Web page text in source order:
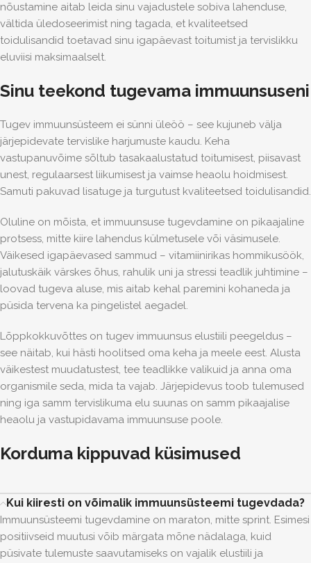
nõustamine aitab leida sinu vajadustele sobiva lahenduse,
vältida üledoseerimist ning tagada, et kvaliteetsed
toidulisandid toetavad sinu igapäevast toitumist ja tervislikku
eluviisi maksimaalselt.
Sinu teekond tugevama immuunsuseni
Tugev immuunsüsteem ei sünni üleöö – see kujuneb välja
järjepidevate tervislike harjumuste kaudu. Keha
vastupanuvõime sõltub tasakaalustatud toitumisest, piisavast
unest, regulaarsest liikumisest ja vaimse heaolu hoidmisest.
Samuti pakuvad lisatuge ja turgutust kvaliteetsed toidulisandid.
Oluline on mõista, et immuunsuse tugevdamine on pikaajaline
protsess, mitte kiire lahendus külmetusele või väsimusele.
Väikesed igapäevased sammud – vitamiinirikas hommikusöök,
jalutuskäik värskes õhus, rahulik uni ja stressi teadlik juhtimine –
loovad tugeva aluse, mis aitab kehal paremini kohaneda ja
püsida tervena ka pingelistel aegadel.
Lõppkokkuvõttes on tugev immuunsus elustiili peegeldus –
see näitab, kui hästi hoolitsed oma keha ja meele eest. Alusta
väikestest muudatustest, tee teadlikke valikuid ja anna oma
organismile seda, mida ta vajab. Järjepidevus toob tulemused
ning iga samm tervislikuma elu suunas on samm pikaajalise
heaolu ja vastupidavama immuunsuse poole.
Korduma kippuvad küsimused
Kui kiiresti on võimalik immuunsüsteemi tugevdada?
Immuunsüsteemi tugevdamine on maraton, mitte sprint. Esimesi
positiivseid muutusi võib märgata mõne nädalaga, kuid
püsivate tulemuste saavutamiseks on vajalik elustiili ja